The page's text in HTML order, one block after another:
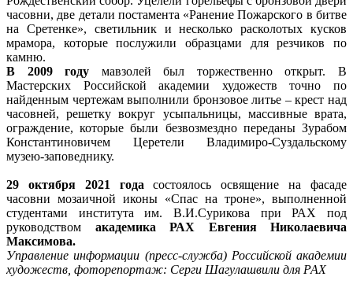
часовни, две детали постамента «Ранение Пожарского в битве
на Сретенке», светильник и несколько расколотых кусков
мрамора, которые послужили образцами для резчиков по
камню.
В 2009 году мавзолей был торжественно открыт. В
Мастерских Российской академии художеств точно по
найденным чертежам выполнили бронзовое литье – крест над
часовней, решетку вокруг усыпальницы, массивные врата,
ограждение, которые были безвозмездно переданы Зурабом
Константиновичем Церетели Владимиро-Суздальскому
музею-заповеднику.
29 октября 2021 года состоялось освящение на фасаде
часовни мозаичной иконы «Спас на троне», выполненной
студентами института им. В.И.Сурикова при РАХ под
руководством академика РАХ Евгения Николаевича
Максимова.
Управление информации (пресс-служба) Российской академии
художеств, фоторепортаж: Серги Шагулашвили для РАХ